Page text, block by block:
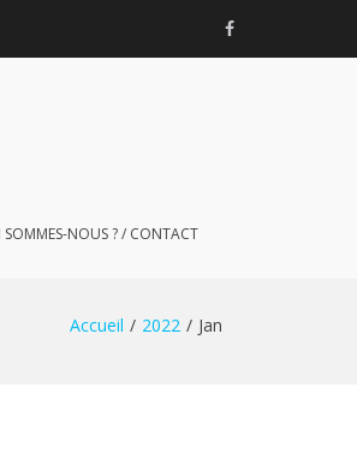
Facebook
SOMMES-NOUS ? / CONTACT
Accueil 2022 Jan